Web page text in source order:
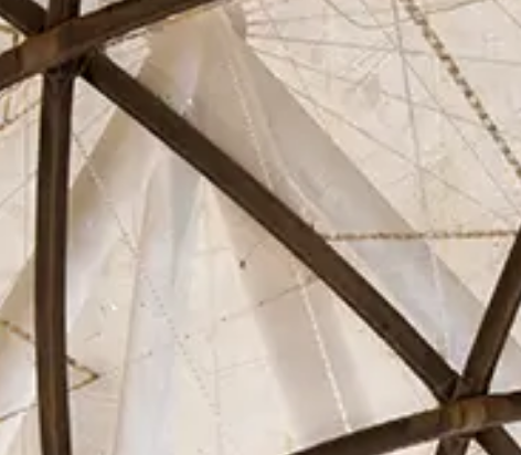
El Círculo Asociados Actualidad Contacto